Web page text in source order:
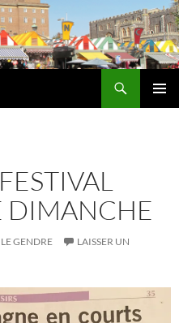
DIMANCHE
GENDRE
LAISSER UN